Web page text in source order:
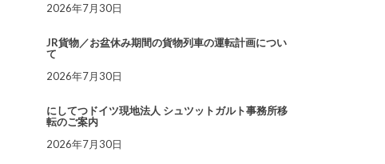
2026年7月30日
JR貨物／お盆休み期間の貨物列車の運転計画につい
て
2026年7月30日
にしてつドイツ現地法人 シュツットガルト事務所移
転のご案内
2026年7月30日